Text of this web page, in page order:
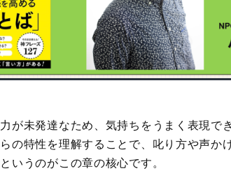
が未発達なため、気持ちをうまく表現で
の特性を理解することで、叱り方や声か
いうのがこの章の核心です。